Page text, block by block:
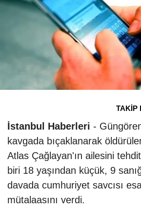
TAKİP
İstanbul Haberleri -
kavgada bıçaklanarak
Atlas Çağlayan'ın ailesini
biri 18 yaşından küçük, 9
davada cumhuriyet savcısı
mütalaasını verdi.